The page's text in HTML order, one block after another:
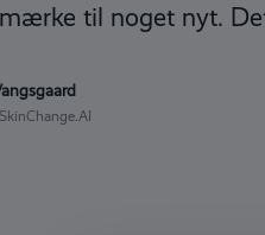
til noget nyt.